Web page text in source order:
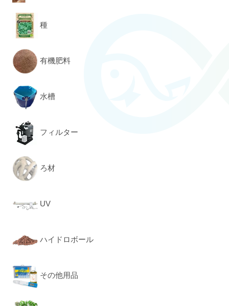
種
有機肥料
水槽
フィルター
ろ材
UV
ハイドロボール
その他用品